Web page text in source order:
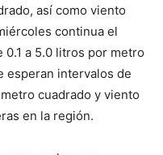
así como viento
continua el
a 5.0 litros por metro
esperan intervalos de
cuadrado y viento
en la región.